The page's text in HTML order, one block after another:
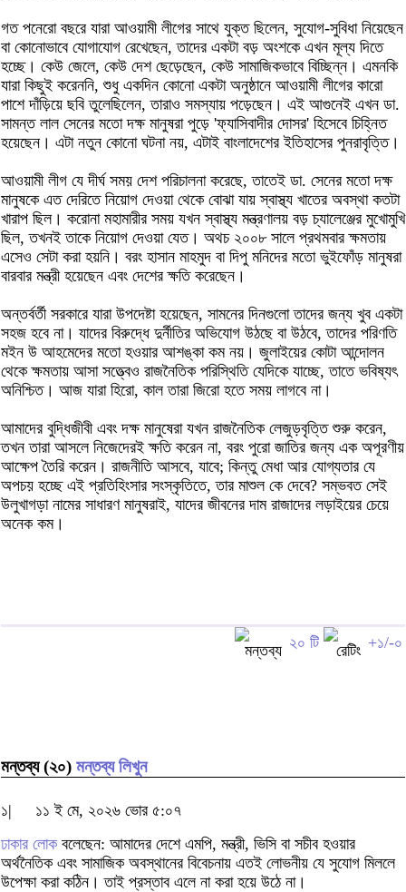
গত পনেরো বছরে যারা আওয়ামী লীগের সাথে যুক্ত ছিলেন, সুযোগ-সুবিধা নিয়েছেন
বা কোনোভাবে যোগাযোগ রেখেছেন, তাদের একটা বড় অংশকে এখন মূল্য দিতে
হচ্ছে। কেউ জেলে, কেউ দেশ ছেড়েছেন, কেউ সামাজিকভাবে বিচ্ছিন্ন। এমনকি
যারা কিছুই করেননি, শুধু একদিন কোনো একটা অনুষ্ঠানে আওয়ামী লীগের কারো
পাশে দাঁড়িয়ে ছবি তুলেছিলেন, তারাও সমস্যায় পড়েছেন। এই আগুনেই এখন ডা.
সামন্ত লাল সেনের মতো দক্ষ মানুষরা পুড়ে 'ফ্যাসিবাদীর দোসর' হিসেবে চিহ্নিত
হয়েছেন। এটা নতুন কোনো ঘটনা নয়, এটাই বাংলাদেশের ইতিহাসের পুনরাবৃত্তি।
আওয়ামী লীগ যে দীর্ঘ সময় দেশ পরিচালনা করেছে, তাতেই ডা. সেনের মতো দক্ষ
মানুষকে এত দেরিতে নিয়োগ দেওয়া থেকে বোঝা যায় স্বাস্থ্য খাতের অবস্থা কতটা
খারাপ ছিল। করোনা মহামারীর সময় যখন স্বাস্থ্য মন্ত্রণালয় বড় চ্যালেঞ্জের মুখোমুখি
ছিল, তখনই তাকে নিয়োগ দেওয়া যেত। অথচ ২০০৮ সালে প্রথমবার ক্ষমতায়
এসেও সেটা করা হয়নি। বরং হাসান মাহমুদ বা দিপু মনিদের মতো ভুইফোঁড় মানুষরা
বারবার মন্ত্রী হয়েছেন এবং দেশের ক্ষতি করেছেন।
অন্তর্বর্তী সরকারে যারা উপদেষ্টা হয়েছেন, সামনের দিনগুলো তাদের জন্য খুব একটা
সহজ হবে না। যাদের বিরুদ্ধে দুর্নীতির অভিযোগ উঠছে বা উঠবে, তাদের পরিণতি
মইন উ আহমেদের মতো হওয়ার আশঙ্কা কম নয়। জুলাইয়ের কোটা আন্দোলন
থেকে ক্ষমতায় আসা সত্ত্বেও রাজনৈতিক পরিস্থিতি যেদিকে যাচ্ছে, তাতে ভবিষ্যৎ
অনিশ্চিত। আজ যারা হিরো, কাল তারা জিরো হতে সময় লাগবে না।
আমাদের বুদ্ধিজীবী এবং দক্ষ মানুষেরা যখন রাজনৈতিক লেজুড়বৃত্তি শুরু করেন,
তখন তারা আসলে নিজেদেরই ক্ষতি করেন না, বরং পুরো জাতির জন্য এক অপূরণীয়
আক্ষেপ তৈরি করেন। রাজনীতি আসবে, যাবে; কিন্তু মেধা আর যোগ্যতার যে
অপচয় হচ্ছে এই প্রতিহিংসার সংস্কৃতিতে, তার মাশুল কে দেবে? সম্ভবত সেই
উলুখাগড়া নামের সাধারণ মানুষরাই, যাদের জীবনের দাম রাজাদের লড়াইয়ের চেয়ে
অনেক কম।
২০ টি +১/-০
মন্তব্য (২০) মন্তব্য লিখুন
১|
১১ ই মে, ২০২৬ ভোর ৫:০৭
ঢাকার লোকবলেছেন: আমাদের দেশে এমপি, মন্ত্রী, ভিসি বা সচীব হ‌ওয়ার
অর্থনৈতিক এবং সামাজিক অবস্থানের বিবেচনায় এত‌ই লোভনীয় যে সুযোগ মিললে
উপেক্ষা করা কঠিন। তাই প্রস্তাব এলে না করা হয়ে উঠে না।